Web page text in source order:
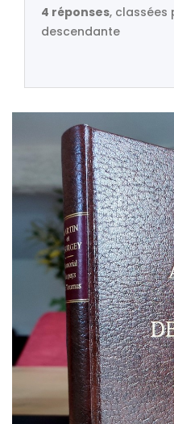
4 réponses, classées
descendante